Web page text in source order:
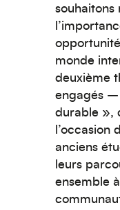
souhaitons
monde
deuxième
engagés –
durable »,
l’occasion
anciens
leurs
ensemble